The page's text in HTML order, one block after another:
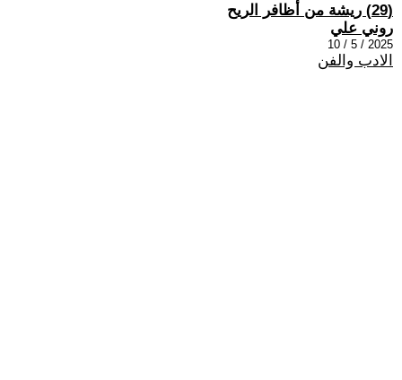
(29) ريشة من أظافر الريح
روني علي
2025 / 5 / 10
الادب والفن